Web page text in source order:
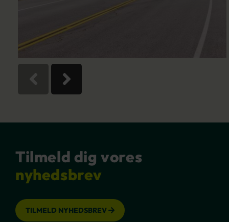
Tilmeld dig vores
nyhedsbrev
TILMELD NYHEDSBREV